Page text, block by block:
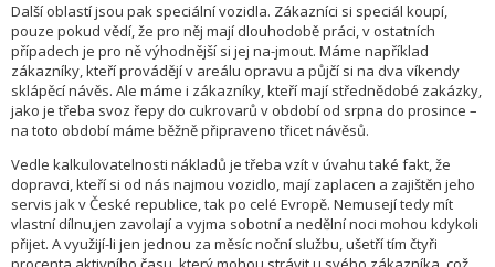
Další oblastí jsou pak speciální vozidla. Zákazníci si speciál koupí,
pouze pokud vědí, že pro něj mají dlouhodobě práci, v ostatních
případech je pro ně výhodnější si jej na-jmout. Máme například
zákazníky, kteří provádějí v areálu opravu a půjčí si na dva víkendy
sklápěcí návěs. Ale máme i zákazníky, kteří mají střednědobé zakázky,
jako je třeba svoz řepy do cukrovarů v období od srpna do prosince –
na toto období máme běžně připraveno třicet návěsů.
Vedle kalkulovatelnosti nákladů je třeba vzít v úvahu také fakt, že
dopravci, kteří si od nás najmou vozidlo, mají zaplacen a zajištěn jeho
servis jak v České republice, tak po celé Evropě. Nemusejí tedy mít
vlastní dílnu,jen zavolají a vyjma sobotní a nedělní noci mohou kdykoli
přijet. A využijí-li jen jednou za měsíc noční službu, ušetří tím čtyři